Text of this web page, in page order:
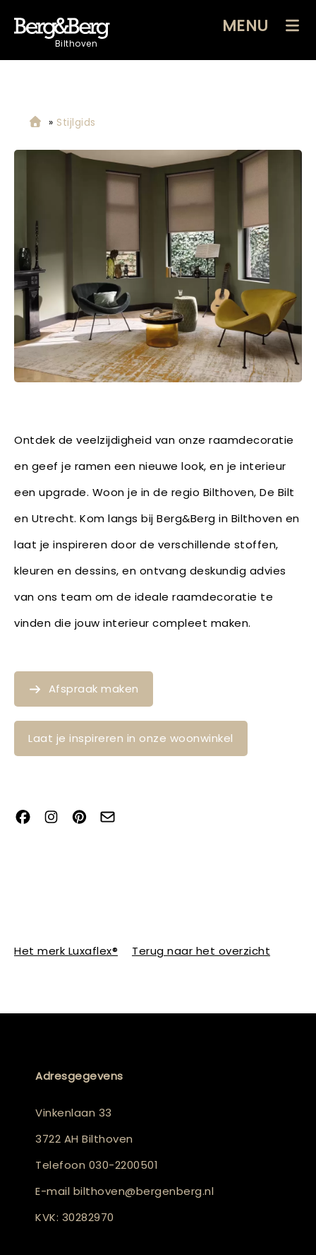
Bilthoven
MENU
» Stijlgids
Ontdek de veelzijdigheid van onze raamdecoratie
en geef je ramen een nieuwe look, en je interieur
een upgrade. Woon je in de regio Bilthoven, De Bilt
en Utrecht. Kom langs bij Berg&Berg in Bilthoven en
laat je inspireren door de verschillende stoffen,
kleuren en dessins, en ontvang deskundig advies
van ons team om de ideale raamdecoratie te
vinden die jouw interieur compleet maken.
Afspraak maken
Laat je inspireren in onze woonwinkel
Het merk Luxaflex® Terug naar het overzicht
Adresgegevens
Vinkenlaan 33
3722 AH Bilthoven
Telefoon 030-2200501
E-mail bilthoven@bergenberg.nl
KVK: 30282970